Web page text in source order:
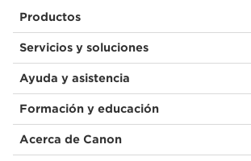
Productos
Servicios y soluciones
Ayuda y asistencia
Formación y educación
Acerca de Canon